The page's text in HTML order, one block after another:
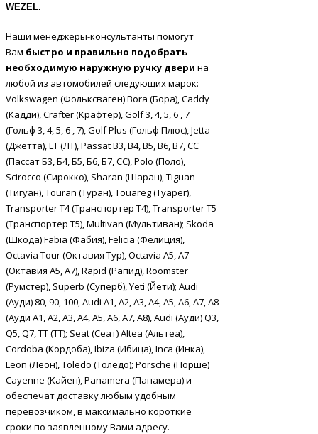
WEZEL.
Наши менеджеры-консультанты помогут
Вам быстро и правильно подобрать
необходимую наружную ручку двери на
любой из автомобилей следующих марок:
Volkswagen (Фольксваген) Bora (Бора), Caddy
(Кадди), Crafter (Крафтер), Golf 3, 4, 5, 6 , 7
(Гольф 3, 4, 5, 6 , 7), Golf Plus (Гольф Плюс), Jetta
(Джетта), LT (ЛТ), Passat B3, B4, B5, B6, B7, CC
(Пассат Б3, Б4, Б5, Б6, Б7, СС), Polo (Поло),
Scirocco (Сирокко), Sharan (Шаран), Tiguan
(Тигуан), Touran (Туран), Touareg (Туарег),
Transporter T4 (Транспортер Т4), Transporter T5
(Транспортер Т5), Multivan (Мультиван); Skoda
(Шкода) Fabia (Фабия), Felicia (Фелиция),
Octavia Tour (Октавия Тур), Octavia A5, A7
(Октавия А5, А7), Rapid (Рапид), Roomster
(Румстер), Superb (Суперб), Yeti (Йети); Audi
(Ауди) 80, 90, 100, Audi A1, A2, A3, A4, A5, A6, A7, A8
(Ауди А1, А2, А3, А4, А5, А6, А7, А8), Audi (Ауди) Q3,
Q5, Q7, TT (ТТ); Seat (Сеат) Altea (Альтеа),
Cordoba (Кордоба), Ibiza (Ибица), Inca (Инка),
Leon (Леон), Toledo (Толедо); Porsche (Порше)
Cayenne (Кайен), Panamera (Панамера) и
обеспечат доставку любым удобным
перевозчиком, в максимально короткие
сроки по заявленному Вами адресу.